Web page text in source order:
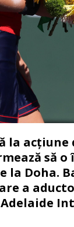
la
să
la Doha.
a